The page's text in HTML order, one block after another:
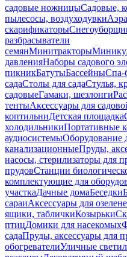
садовые ножницыСадовые,
пылесосы, воздуходувки
скарификаторы
разбрасыватели
семянМинитракторы
давленияНаборы садового
пикникБатутыБассейныСпа-
садаСтолы для садаСтулья,
садовыеГамаки, шезлонги
тентыАксессуары для
коптильниДетская площадка
холодильникиПортативные
аудиосистемыОборудование
канализационныеПруды,
насосы, стерилизаторы для
прудовСтанции
комплектующие для
участкаДачные домаБеседки
сараиАксессуары для
ящики, табличкиКозырьки
птицДомики для насекомых
садаПруды, аксессуары для
обогревателиУличные